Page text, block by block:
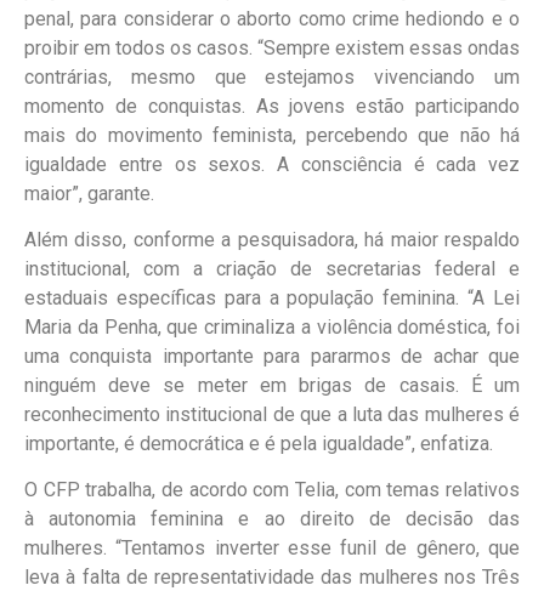
penal, para considerar o aborto como crime hediondo e o
proibir em todos os casos. “Sempre existem essas ondas
contrárias, mesmo que estejamos vivenciando um
momento de conquistas. As jovens estão participando
mais do movimento feminista, percebendo que não há
igualdade entre os sexos. A consciência é cada vez
maior”, garante.
Além disso, conforme a pesquisadora, há maior respaldo
institucional, com a criação de secretarias federal e
estaduais específicas para a população feminina. “A Lei
Maria da Penha, que criminaliza a violência doméstica, foi
uma conquista importante para pararmos de achar que
ninguém deve se meter em brigas de casais. É um
reconhecimento institucional de que a luta das mulheres é
importante, é democrática e é pela igualdade”, enfatiza.
O CFP trabalha, de acordo com Telia, com temas relativos
à autonomia feminina e ao direito de decisão das
mulheres. “Tentamos inverter esse funil de gênero, que
leva à falta de representatividade das mulheres nos Três